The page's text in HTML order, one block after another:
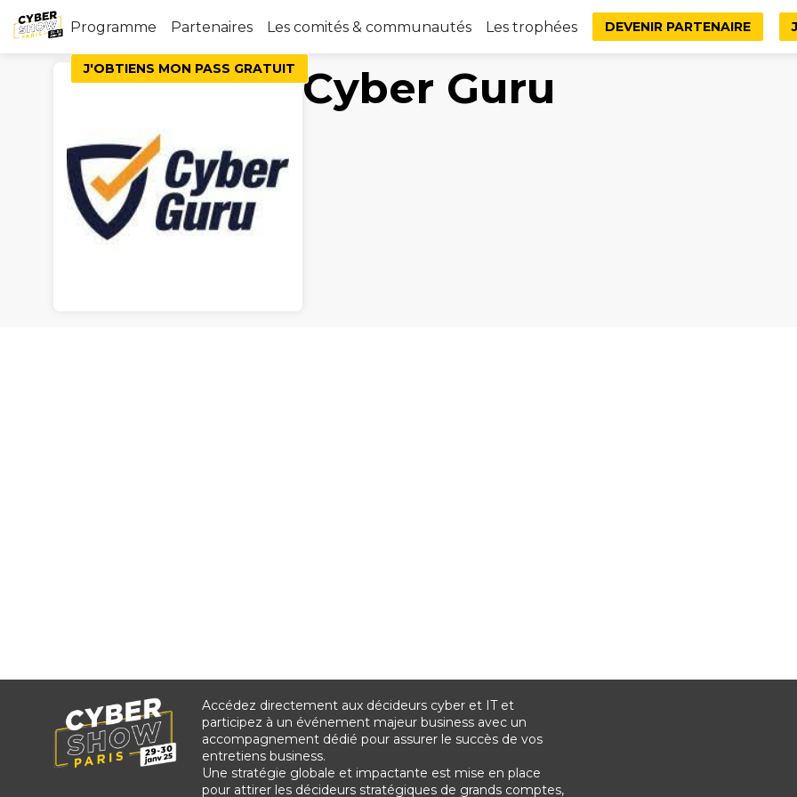
Programme Partenaires Les comités & communautés Les trophées DEVENIR PARTENAIRE
J'OBTIENS MON PASS GRATUIT Cyber Guru
Accédez directement aux décideurs cyber et IT et
participez à un événement majeur business avec un
accompagnement dédié pour assurer le succès de vos
entretiens business.
Une stratégie globale et impactante est mise en place
pour attirer les décideurs stratégiques de grands comptes,